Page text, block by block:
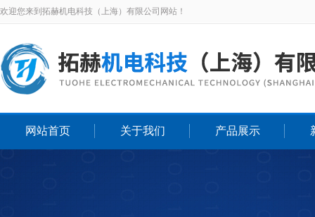
欢迎您来到拓赫机电科技（上海）有限公司网站！
网站首页 关于我们 产品展示